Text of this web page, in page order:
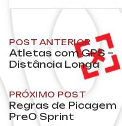
Post
navigation
POST ANTERIOR
Atletas com GPS –
Distância Longa
PRÓXIMO POST
Regras de Picagem
PreO Sprint